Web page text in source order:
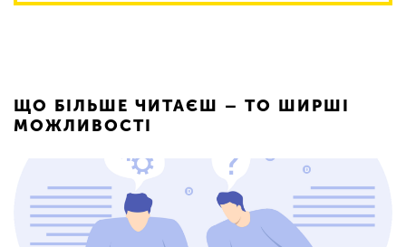
ЩО БІЛЬШЕ ЧИТАЄШ – ТО ШИРШІ
МОЖЛИВОСТІ